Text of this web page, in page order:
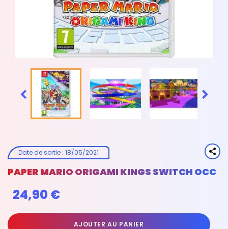
 
Date de sortie : 18/05/2021
PAPER MARIO ORIGAMI KINGS SWITCH OCC
24,90 €
AJOUTER AU PANIER